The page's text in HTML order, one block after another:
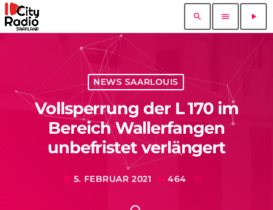
search menu play_arrow
NEWS SAARLOUIS
Vollsperrung der L 170 im
Bereich Wallerfangen
unbefristet verlängert
today 5. FEBRUAR 2021 464